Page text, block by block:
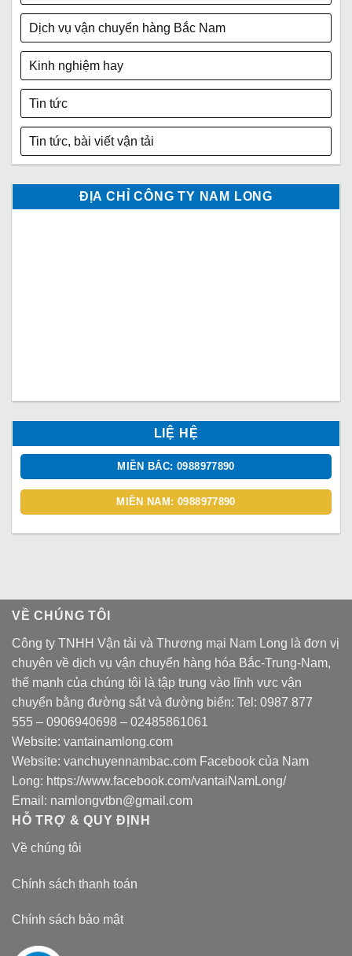
Dịch vụ vận chuyển hàng Bắc Nam
Kinh nghiệm hay
Tin tức
Tin tức, bài viết vận tải
ĐỊA CHỈ CÔNG TY NAM LONG
LIỆ HỆ
MIỀN BẮC: 0988977890
MIỀN NAM: 0988977890
VỀ CHÚNG TÔI
Công ty TNHH Vận tải và Thương mại Nam Long là đơn vị
chuyên về dịch vụ vận chuyển hàng hóa Bắc-Trung-Nam,
thế mạnh của chúng tôi là tập trung vào lĩnh vực vận
chuyển bằng đường sắt và đường biển: Tel: 0987 877
555 – 0906940698 – 02485861061
Website: vantainamlong.com
Website: vanchuyennambac.com Facebook của Nam
Long: https://www.facebook.com/vantaiNamLong/
Email: namlongvtbn@gmail.com
HỖ TRỢ & QUY ĐỊNH
Về chúng tôi
Chính sách thanh toán
Chính sách bảo mật